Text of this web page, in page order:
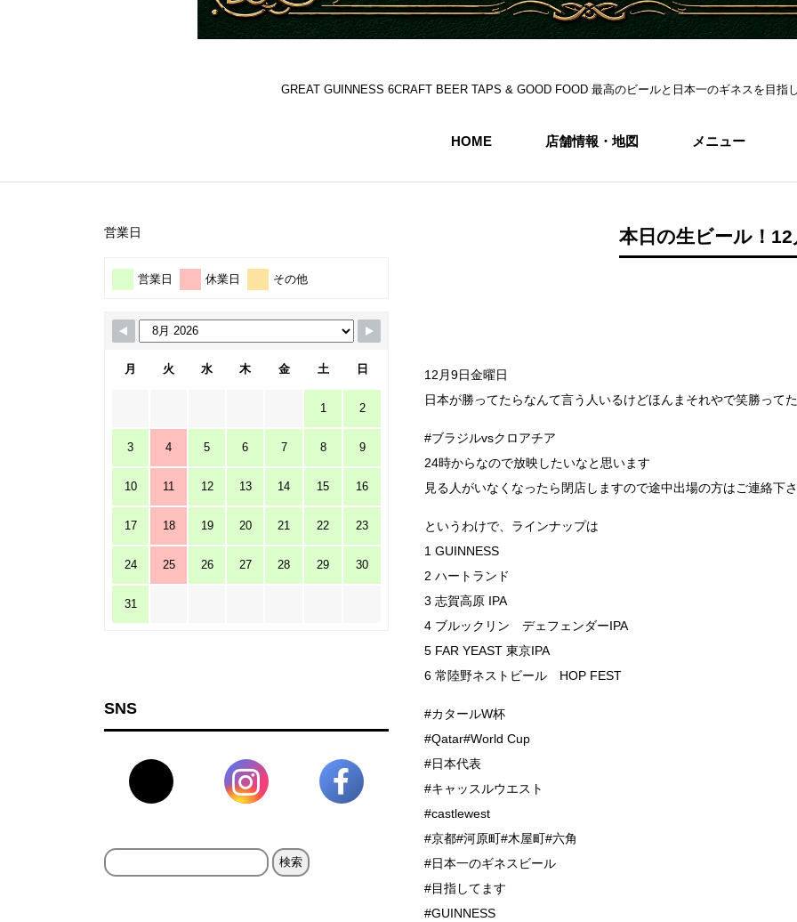
GREAT GUINNESS 6CRAFT BEER TAPS & GOOD FOOD 最高のビールと日本一のギネスを目指
HOME 店舗情報・地図 メニュー
本日の生ビール！12
12月9日金曜日
日本が勝ってたらなんて言う人いるけどほんまそれやで笑勝って
#ブラジルvsクロアチア
24時からなので放映したいなと思います
見る人がいなくなったら閉店しますので途中出場の方はご連絡下
というわけで、ラインナップは
1 GUINNESS
2 ハートランド
3 志賀高原 IPA
4 ブルックリン デェフェンダーIPA
5 FAR YEAST 東京IPA
6 常陸野ネストビール HOP FEST
#カタールW杯
#Qatar#World Cup
#日本代表
#キャッスルウエスト
#castlewest
#京都#河原町#木屋町#六角
#日本一のギネスビール
#目指してます
#GUINNESS
営業日
営業日 休業日 その他
月 火 水 木 金 土 日
1 2
3 4 5 6 7 8 9
10 11 12 13 14 15 16
17 18 19 20 21 22 23
24 25 26 27 28 29 30
31
SNS
検